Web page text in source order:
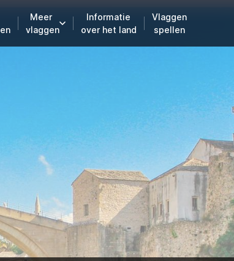
Meer
vlaggen
Informatie
over het land
Vlaggen
spellen